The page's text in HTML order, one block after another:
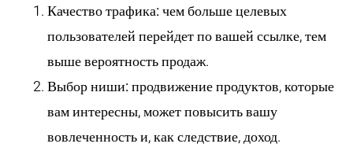
Качество трафика:чем больше целевых
пользователей перейдет по вашей ссылке, тем
выше вероятность продаж.
Выбор ниши:продвижение продуктов, которые
вам интересны, может повысить вашу
вовлеченность и, как следствие, доход.